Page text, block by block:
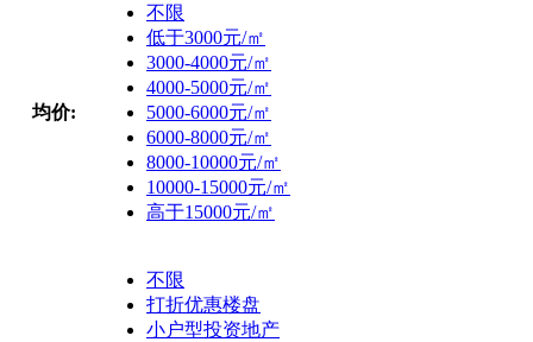
均价:
不限
低于3000元/㎡
3000-4000元/㎡
4000-5000元/㎡
5000-6000元/㎡
6000-8000元/㎡
8000-10000元/㎡
10000-15000元/㎡
高于15000元/㎡
不限
打折优惠楼盘
小户型投资地产